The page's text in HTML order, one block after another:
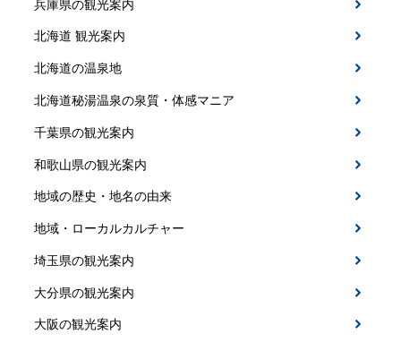
兵庫県の観光案内
北海道 観光案内
北海道の温泉地
北海道秘湯温泉の泉質・体感マニア
千葉県の観光案内
和歌山県の観光案内
地域の歴史・地名の由来
地域・ローカルカルチャー
埼玉県の観光案内
大分県の観光案内
大阪の観光案内